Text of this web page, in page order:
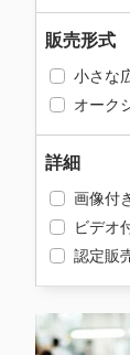
販売形式
小さな
オーク
詳細
画像付
ビデオ
認定販
油圧